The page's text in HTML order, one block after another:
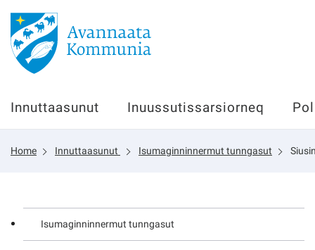
Innuttaasunut
Inuussutissarsiorneq
Politikki
Innuttaasunut Inuussutissarsiorneq
Home Innuttaasunut Isumaginninnermut tunngasut
Isumaginninnermut tunngasut